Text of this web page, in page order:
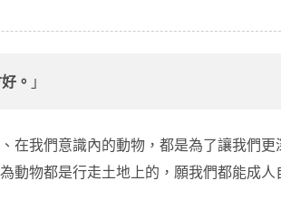
。 」
在我們意識內的動物，都是為了讓我們更
動物都是行走土地上的，願我們都能成人